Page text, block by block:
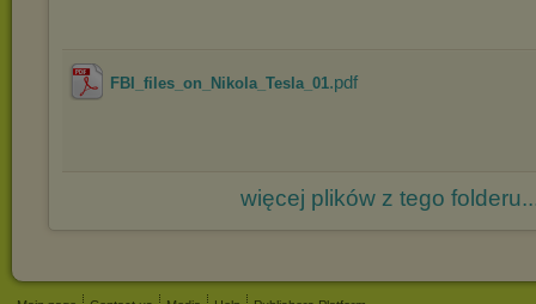
FBI_files_on_Nikola_Tesla_01.pdf
więcej plików z tego